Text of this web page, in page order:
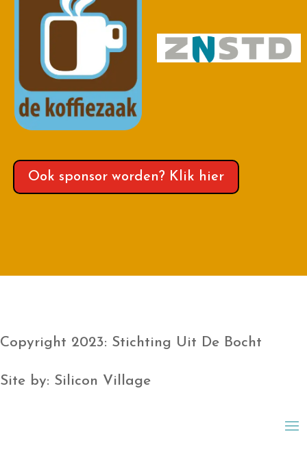
Ook sponsor worden? Klik hier
Copyright 2023: Stichting Uit De Bocht
Site by: Silicon Village